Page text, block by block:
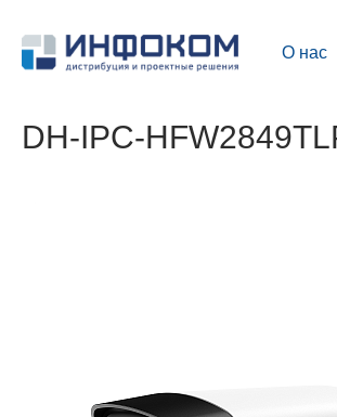
О нас
DH-IPC-